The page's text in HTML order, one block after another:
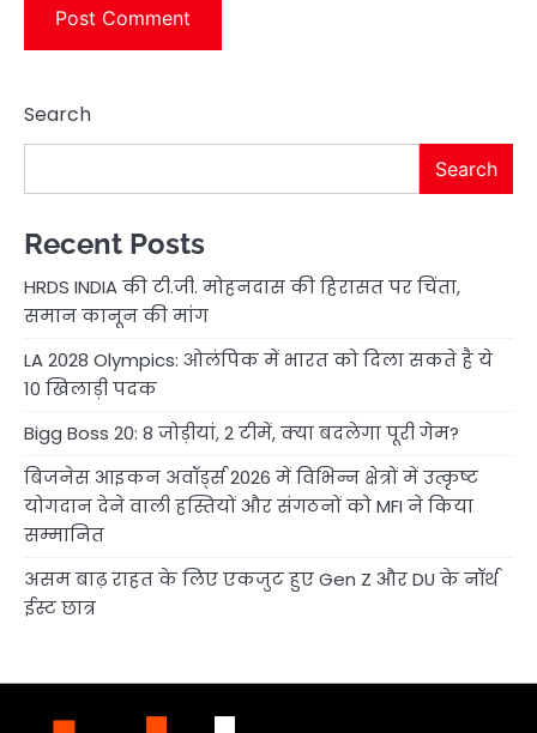
Search
Search
Recent Posts
HRDS INDIA की टी.जी. मोहनदास की हिरासत पर चिंता,
समान कानून की मांग
LA 2028 Olympics: ओलंपिक में भारत को दिला सकते है ये
10 खिलाड़ी पदक
Bigg Boss 20: 8 जोड़ीयां, 2 टीमें, क्या बदलेगा पूरी गेम?
बिजनेस आइकन अवॉर्ड्स 2026 में विभिन्न क्षेत्रों में उत्कृष्ट
योगदान देने वाली हस्तियों और संगठनों को MFI ने किया
सम्मानित
असम बाढ़ राहत के लिए एकजुट हुए Gen Z और DU के नॉर्थ
ईस्ट छात्र